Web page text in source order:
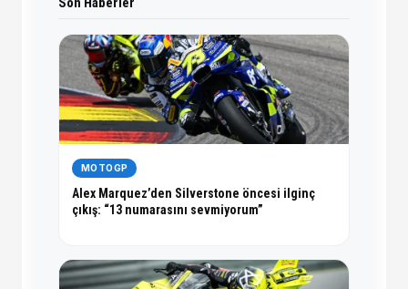
MOTOGP
Alex Marquez’den Silverstone öncesi ilginç
çıkış: “13 numarasını sevmiyorum”